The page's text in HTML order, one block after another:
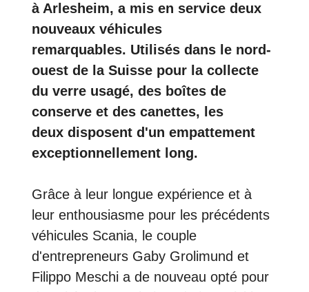
à Arlesheim, a mis en service deux
nouveaux véhicules
remarquables. Utilisés dans le nord-
ouest de la Suisse pour la collecte
du verre usagé, des boîtes de
conserve et des canettes, les
deux disposent d'un empattement
exceptionnellement long.
Grâce à leur longue expérience et à
leur enthousiasme pour les précédents
véhicules Scania, le couple
d'entrepreneurs Gaby Grolimund et
Filippo Meschi a de nouveau opté pour